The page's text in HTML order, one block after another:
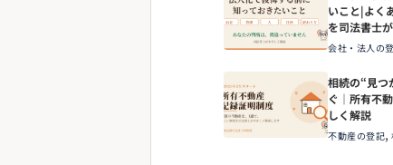
いこと|よく
を司法書士
会社・法人の
相続の“見つ
ぐ｜所有不
しく解説
不動産の登記,